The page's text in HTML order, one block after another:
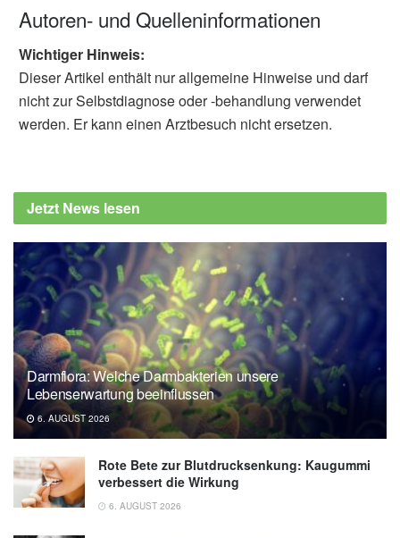
Autoren- und Quelleninformationen
Wichtiger Hinweis:
Dieser Artikel enthält nur allgemeine Hinweise und darf
nicht zur Selbstdiagnose oder -behandlung verwendet
werden. Er kann einen Arztbesuch nicht ersetzen.
Jetzt News lesen
Darmflora: Welche Darmbakterien unsere
Lebenserwartung beeinflussen
6. AUGUST 2026
Rote Bete zur Blutdrucksenkung: Kaugummi
verbessert die Wirkung
6. AUGUST 2026